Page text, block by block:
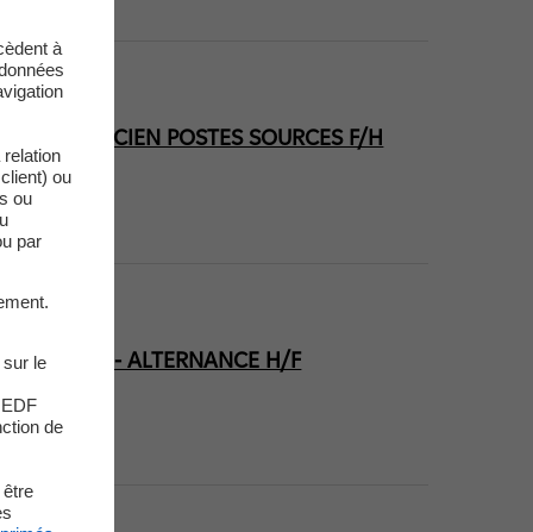
POSTES SOURCES F/H
- ALTERNANCE H/F
à
ou
ou
par
sur le
de